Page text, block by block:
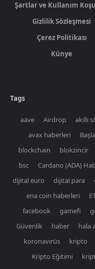
Şartlar ve Kullanım
Gizlilik Sözleşmesi
Çerez Politikası
Künye
Tags
aave Airdrop akıllı
avax haberleri
blockchain
blokzincir
bsc
Cardano (ADA)
dijital euro
dijital para
ena coin haberleri
facebook
gamefi
Güvenlik
haber hala
koronavirüs
kripto
Kripto Eğitimi